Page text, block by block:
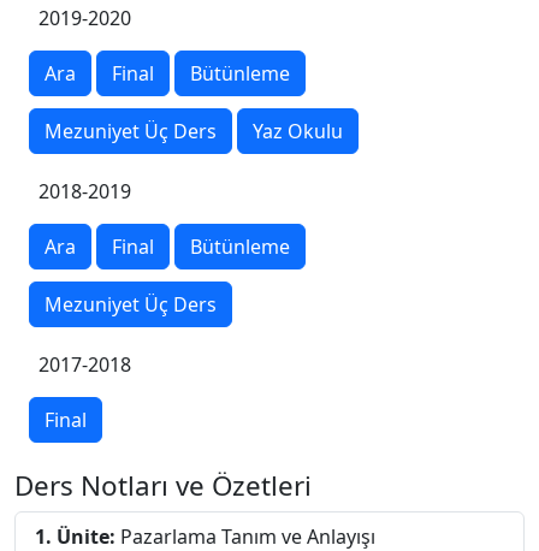
2019-2020
Ara Final Bütünleme
Mezuniyet Üç Ders Yaz Okulu
2018-2019
Ara Final Bütünleme
Mezuniyet Üç Ders
2017-2018
Final
Ders Notları ve Özetleri
1. Ünite: Pazarlama Tanım ve Anlayışı